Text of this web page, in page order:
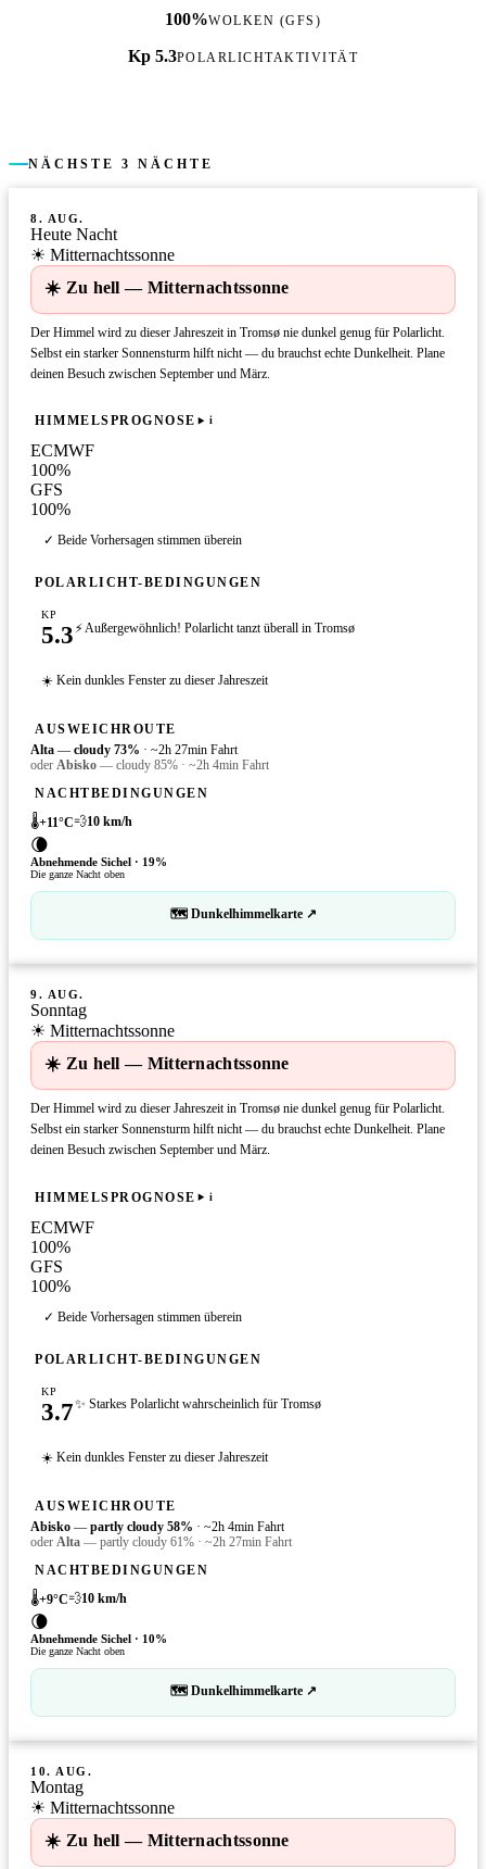
100%WOLKEN (GFS)
Kp 5.3POLARLICHTAKTIVITÄT
NÄCHSTE 3 NÄCHTE
8. AUG.
Heute Nacht
☀ Mitternachtssonne
☀️ Zu hell — Mitternachtssonne
Der Himmel wird zu dieser Jahreszeit in Tromsø nie dunkel genug für Polarlicht.
Selbst ein starker Sonnensturm hilft nicht — du brauchst echte Dunkelheit. Plane
deinen Besuch zwischen September und März.
HIMMELSPROGNOSE i
ECMWF
100%
GFS
100%
✓ Beide Vorhersagen stimmen überein
POLARLICHT-BEDINGUNGEN
KP
5.3 ⚡ Außergewöhnlich! Polarlicht tanzt überall in Tromsø
☀️ Kein dunkles Fenster zu dieser Jahreszeit
AUSWEICHROUTE
Alta — cloudy 73% · ~2h 27min Fahrt
oder Abisko — cloudy 85% · ~2h 4min Fahrt
NACHTBEDINGUNGEN
🌡️+11°C💨10 km/h
🌘
Abnehmende Sichel · 19%
Die ganze Nacht oben
🗺 Dunkelhimmelkarte ↗
9. AUG.
Sonntag
☀ Mitternachtssonne
☀️ Zu hell — Mitternachtssonne
Der Himmel wird zu dieser Jahreszeit in Tromsø nie dunkel genug für Polarlicht.
Selbst ein starker Sonnensturm hilft nicht — du brauchst echte Dunkelheit. Plane
deinen Besuch zwischen September und März.
HIMMELSPROGNOSE i
ECMWF
100%
GFS
100%
✓ Beide Vorhersagen stimmen überein
POLARLICHT-BEDINGUNGEN
KP
3.7✨ Starkes Polarlicht wahrscheinlich für Tromsø
☀️ Kein dunkles Fenster zu dieser Jahreszeit
AUSWEICHROUTE
Abisko — partly cloudy 58% · ~2h 4min Fahrt
oder Alta — partly cloudy 61 % · ~2h 27min Fahrt
NACHTBEDINGUNGEN
🌡️+9°C💨10 km/h
🌘
Abnehmende Sichel · 10%
Die ganze Nacht oben
🗺 Dunkelhimmelkarte ↗
10. AUG.
Montag
☀ Mitternachtssonne
☀️ Zu hell — Mitternachtssonne